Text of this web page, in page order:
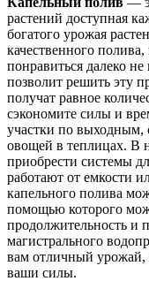
растений доступная
богатого урожая
качественного
понравиться далеко
позволит решить эту
получат равное
сэкономите силы и
участки по выходным,
овощей в теплицах. В
приобрести системы
работают от емкости
капельного полива
помощью которого
продолжительность и
магистрального
вам отличный урожай,
ваши силы.